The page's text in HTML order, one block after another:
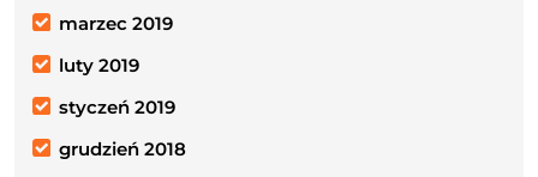
marzec 2019
luty 2019
styczeń 2019
grudzień 2018